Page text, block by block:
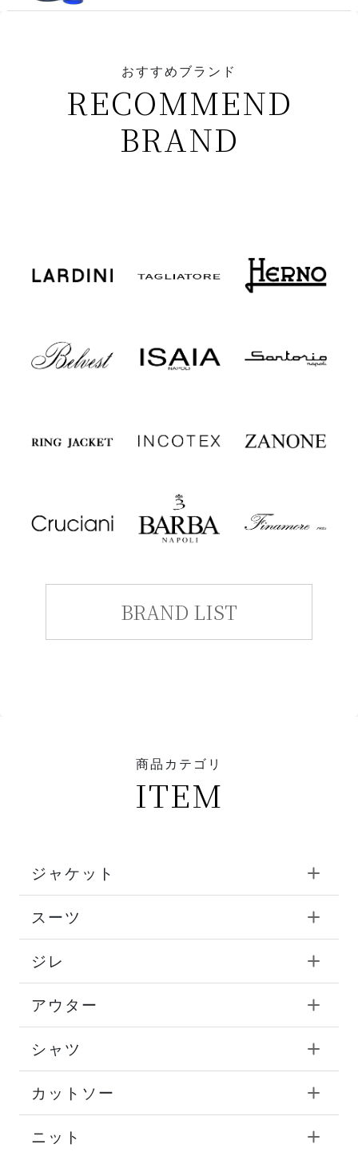
おすすめブランド
RECOMMEND
BRAND
BRAND LIST
商品カテゴリ
ITEM
ジャケット
スーツ
ジレ
アウター
シャツ
カットソー
ニット